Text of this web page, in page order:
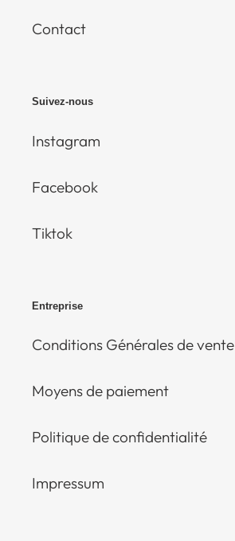
Contact
Suivez-nous
Instagram
Facebook
Tiktok
Entreprise
Conditions Générales de vente
Moyens de paiement
Politique de confidentialité
Impressum